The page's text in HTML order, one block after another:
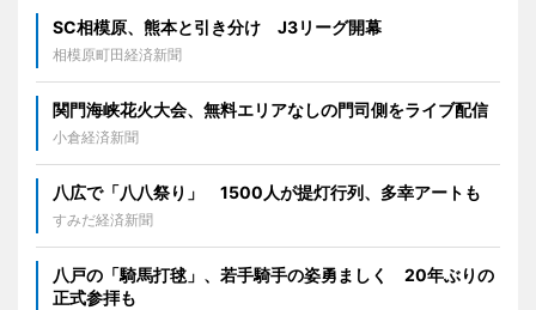
SC相模原、熊本と引き分け J3リーグ開幕
相模原町田経済新聞
関門海峡花火大会、無料エリアなしの門司側をライブ配信
小倉経済新聞
八広で「八八祭り」 1500人が提灯行列、多幸アートも
すみだ経済新聞
八戸の「騎馬打毬」、若手騎手の姿勇ましく 20年ぶりの
正式参拝も